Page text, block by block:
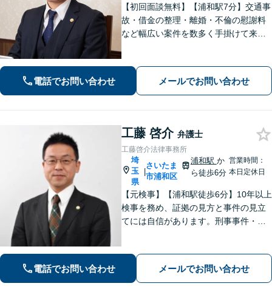
【初回面談無料】【浦和駅7分】交通事
故・借金の整理・離婚・不倫の慰謝料
など幅広い案件を数多く手掛けて来ま
出すことを心がけています。まずはご
相談ください。
電話でお問い合わせ メールでお問い合わせ
工藤 啓介 弁護士
工藤啓介法律事務所
埼
玉
県
|
さいたま
市浦和区
浦和駅 か
ら徒歩6分
営業時間：
本日定休日
【元検事】【浦和駅徒歩6分】10年以上
検事を務め、証拠の見方と事件の見立
てには自信があります。刑事事件・離
わせ下さい。
電話でお問い合わせ メールでお問い合わせ